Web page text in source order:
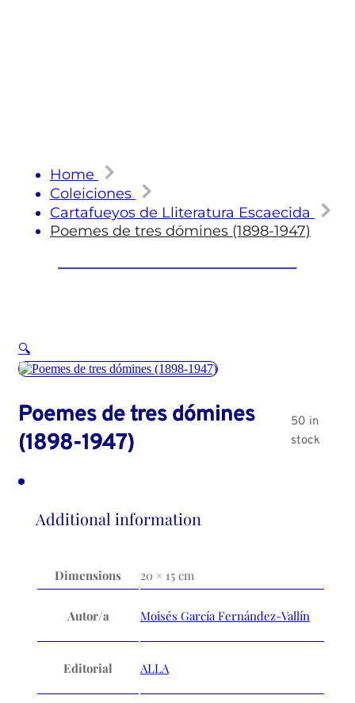
Home
Coleiciones
Cartafueyos de Lliteratura Escaecida
Poemes de tres dómines (1898-1947)
🔍
Poemes de tres dómines
(1898-1947)
50 in
stock
Additional information
Dimensions 20 × 15 cm
Autor/a Moisés García Fernández-Vallín
Editorial ALLA